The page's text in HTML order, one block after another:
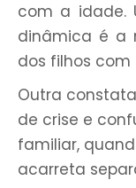
com a idade.
dinâmica é a
dos filhos
Outra
de crise e
familiar,
acarreta